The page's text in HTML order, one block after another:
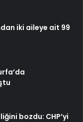
iki aileye ait 99
bozdu: CHP’yi